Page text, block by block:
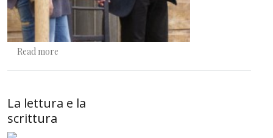
Read more
La lettura e la
scrittura